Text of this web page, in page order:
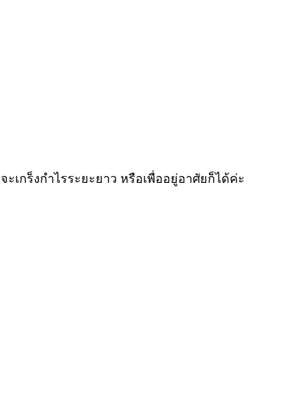
เกร็งกำไรระยะยาว หรือเพื่ออยู่อาศัยก็ได้ค่ะ